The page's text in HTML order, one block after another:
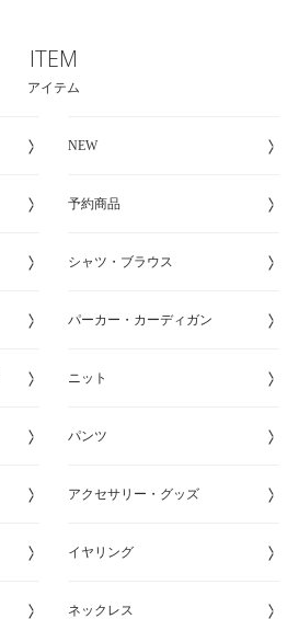
ITEM
アイテム
NEW
予約商品
シャツ・ブラウス
パーカー・カーディガン
ニット
パンツ
アクセサリー・グッズ
イヤリング
ネックレス